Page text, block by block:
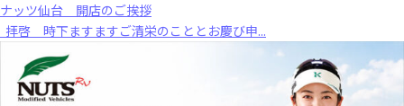
ナッツ仙台 開店のご挨拶
拝啓 時下ますますご清栄のこととお慶び申...